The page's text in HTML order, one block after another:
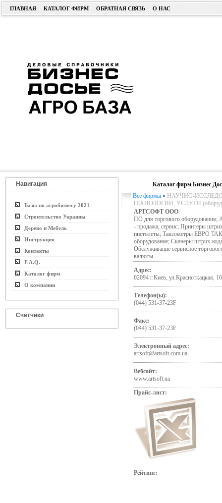
ГЛАВНАЯ КАТАЛОГ ФИРМ ОБРАТНАЯ СВЯЗЬ О НАС
Навигация
Базы по агробизнесу 2021
Строительство Украины
Дерево и Мебель
Инструкция
Контакты
F.A.Q.
Каталог фирм
О компании
Счётчики
Каталог фирм Бизнес
Все фирмы » НАУЧНО-
ТЕХНОЛОГИИ, УСЛУГИ
АРТСОФТ ООО
ПО для торгового
- продажа, сервис; Принтеры
пистолеты; Таксометры ЕВРО
оборудование; Сканеры штрих-
Обслуживание сервисное
валюты
Адрес:
02094 г.Киев, ул.Красноткацкая,
Телефон(ы):
(044) 531-37-23F
Факс:
(044) 531-37-23F
Электронный адрес:
artsoft@artsoft.com.ua
Вебсайт:
www.artsoft.ua
Прайс-лист:
Рейтинг: